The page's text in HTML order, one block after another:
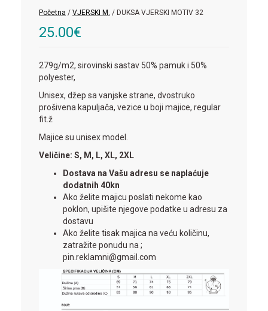
Početna / VJERSKI M. / DUKSA VJERSKI MOTIV 32
25.00€
279g/m2, sirovinski sastav 50% pamuk i 50%
polyester,
Unisex, džep sa vanjske strane, dvostruko
prošivena kapuljača, vezice u boji majice, regular
fit.ž
Majice su unisex model.
Veličine: S, M, L, XL, 2XL
Dostava na Vašu adresu se naplaćuje
dodatnih 40kn
Ako želite majicu poslati nekome kao
poklon, upišite njegove podatke u adresu za
dostavu
Ako želite tisak majica na veću količinu,
zatražite ponudu na ;
pin.reklamni@gmail.com